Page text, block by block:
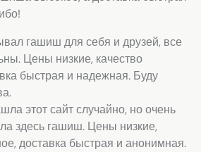
гашиш для себя и друзей, все
Цены низкие, качество
быстрая и надежная. Буду
этот сайт случайно, но очень
здесь гашиш. Цены низкие,
доставка быстрая и анонимная.